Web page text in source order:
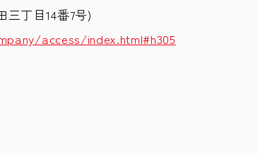
三丁目14番7号)
access/index.html#h305